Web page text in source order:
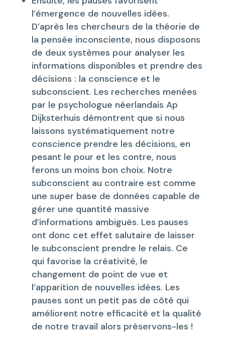
l’émergence de nouvelles idées.
D’après les chercheurs de la théorie de
la pensée inconsciente, nous disposons
de deux systèmes pour analyser les
informations disponibles et prendre des
décisions : la conscience et le
subconscient. Les recherches menées
par le psychologue néerlandais Ap
Dijksterhuis démontrent que si nous
laissons systématiquement notre
conscience prendre les décisions, en
pesant le pour et les contre, nous
ferons un moins bon choix. Notre
subconscient au contraire est comme
une super base de données capable de
gérer une quantité massive
d’informations ambiguës. Les pauses
ont donc cet effet salutaire de laisser
le subconscient prendre le relais. Ce
qui favorise la créativité, le
changement de point de vue et
l’apparition de nouvelles idées. Les
pauses sont un petit pas de côté qui
améliorent notre efficacité et la qualité
de notre travail alors préservons-les !